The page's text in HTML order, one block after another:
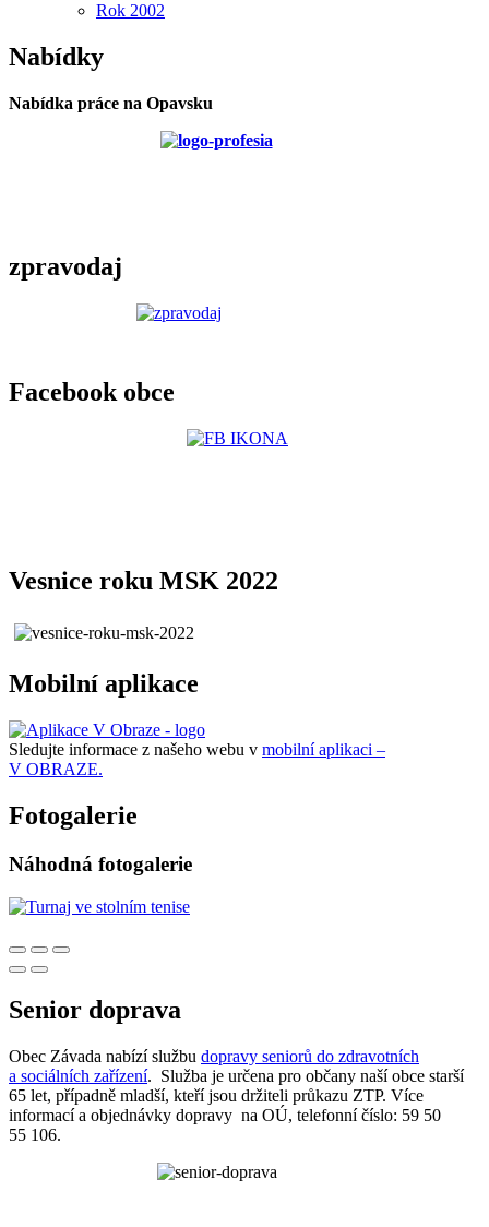
Rok 2002
Nabídky
Nabídka práce na Opavsku
zpravodaj
Facebook obce
Vesnice roku MSK 2022
Mobilní aplikace
Sledujte informace z našeho webu v mobilní aplikaci –
V OBRAZE.
Fotogalerie
Náhodná fotogalerie
Senior doprava
Obec Závada nabízí službu dopravy seniorů do zdravotních
a sociálních zařízení. Služba je určena pro občany naší obce starší
65 let, případně mladší, kteří jsou držiteli průkazu ZTP. Více
informací a objednávky dopravy na OÚ, telefonní číslo: 59 50
55 106.